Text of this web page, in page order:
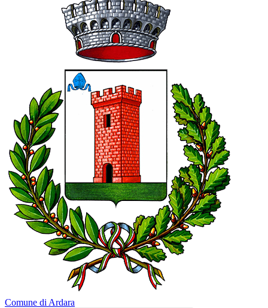
Comune di Ardara